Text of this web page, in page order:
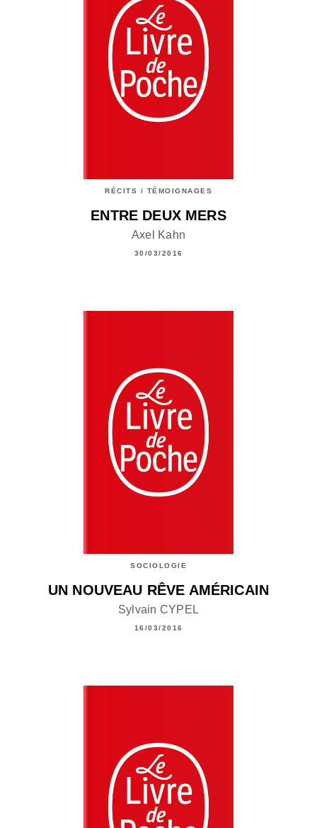
RÉCITS / TÉMOIGNAGES
ENTRE DEUX MERS
Axel Kahn
30/03/2016
SOCIOLOGIE
UN NOUVEAU RÊVE AMÉRICAIN
Sylvain CYPEL
16/03/2016